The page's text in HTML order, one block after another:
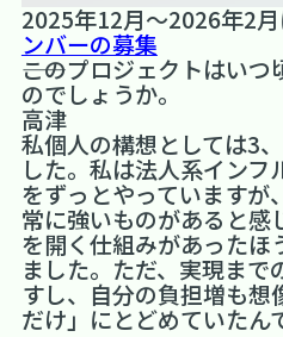
2025年12月～2026年2
ンバーの募集
――このプロジェクトはい
のでしょうか。
高津
私個人の構想としては3
した。私は法人系イン
をずっとやっていますが
常に強いものがあると感
を開く仕組みがあったほ
ました。ただ、実現まで
すし、自分の負担増も想
だけ」にとどめていたん